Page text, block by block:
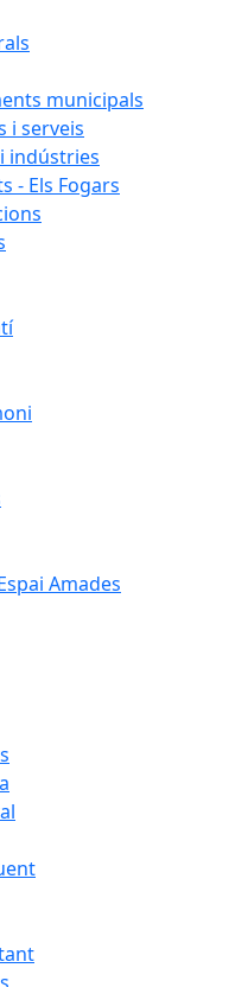
municipals
i serveis
indústries
- Els Fogars
Amades